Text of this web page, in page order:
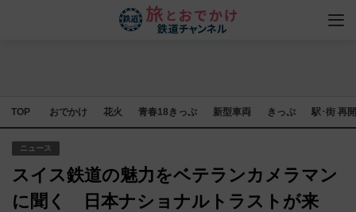
TOP おでかけ 花火 青春18きっぷ 新型車両 きっぷ 駅･街 再
ニュース
スイス鉄道の魅力をベテランカメラマン
に聞く 日本ナショナルトラストが来